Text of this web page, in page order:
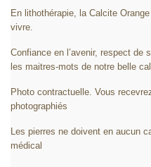
En lithothérapie, la Calcite
vivre.
Confiance en l’avenir, respect
les maitres-mots de notre belle
Photo contractuelle. Vous
photographiés
Les pierres ne doivent en aucun
médical